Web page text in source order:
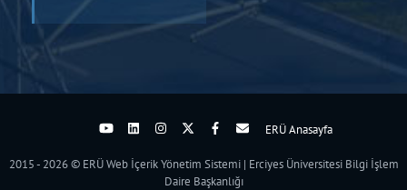
ERÜ Anasayfa
2015 - 2026 © ERÜ Web İçerik Yönetim Sistemi | Erciyes Üniversitesi Bilgi İşlem
Daire Başkanlığı